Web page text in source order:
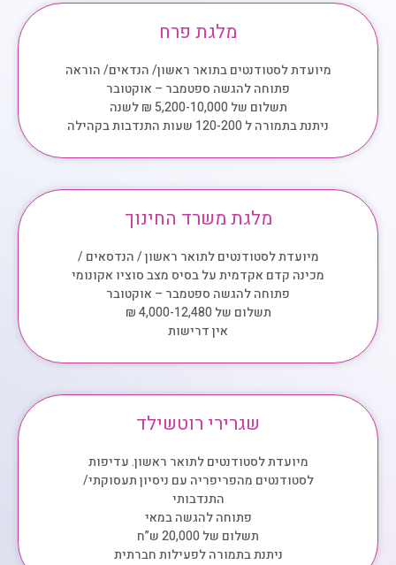
מלגת פרח
מיועדת לסטודנטים בתואר ראשון/ הנדאים/ הוראה
פתוחה להגשה ספטמבר – אוקטובר
תשלום של 5,200-10,000 ₪ לשנה
ניתנת בתמורה ל 120-200 שעות התנדבות בקהילה
מלגת משרד החינוך
מיועדת לסטודנטים לתואר ראשון / הנדסאים /
מכינה קדם אקדמית על בסיס מצב סוציו אקונומי
פתוחה להגשה ספטמבר – אוקטובר
תשלום של 4,000-12,480 ₪
אין דרישות
שגרירי רוטשילד
מיועדת לסטודנטים לתואר ראשון. עדיפות
לסטודנטים מהפריפריה עם ניסיון תעסוקתי/
התנדבותי
פתוחה להגשה במאי
תשלום של 20,000 ש”ח
ניתנת בתמורה לפעילות חברתית